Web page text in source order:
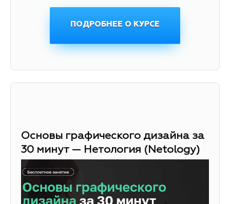
ПОДРОБНЕЕ О КУРСЕ
Основы графического дизайна за
30 минут — Нетология (Netology)